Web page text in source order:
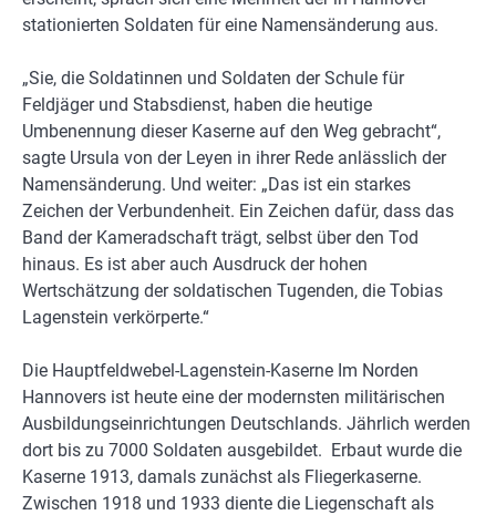
stationierten Soldaten für eine Namensänderung aus.
„Sie, die Soldatinnen und Soldaten der Schule für
Feldjäger und Stabsdienst, haben die heutige
Umbenennung dieser Kaserne auf den Weg gebracht“,
sagte Ursula von der Leyen in ihrer Rede anlässlich der
Namensänderung. Und weiter: „Das ist ein starkes
Zeichen der Verbundenheit. Ein Zeichen dafür, dass das
Band der Kameradschaft trägt, selbst über den Tod
hinaus. Es ist aber auch Ausdruck der hohen
Wertschätzung der soldatischen Tugenden, die Tobias
Lagenstein verkörperte.“
Die Hauptfeldwebel-Lagenstein-Kaserne Im Norden
Hannovers ist heute eine der modernsten militärischen
Ausbildungseinrichtungen Deutschlands. Jährlich werden
dort bis zu 7000 Soldaten ausgebildet. Erbaut wurde die
Kaserne 1913, damals zunächst als Fliegerkaserne.
Zwischen 1918 und 1933 diente die Liegenschaft als